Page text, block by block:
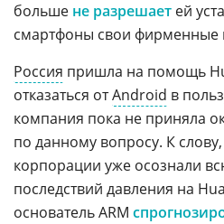
больше не разрешает ей
смартфоны свои фирменные
Россия пришла на помощь
отказаться отAndroid в
компания пока не приняла
по данному вопросу. К
корпорации уже осознали
последствий давления на
основатель ARM